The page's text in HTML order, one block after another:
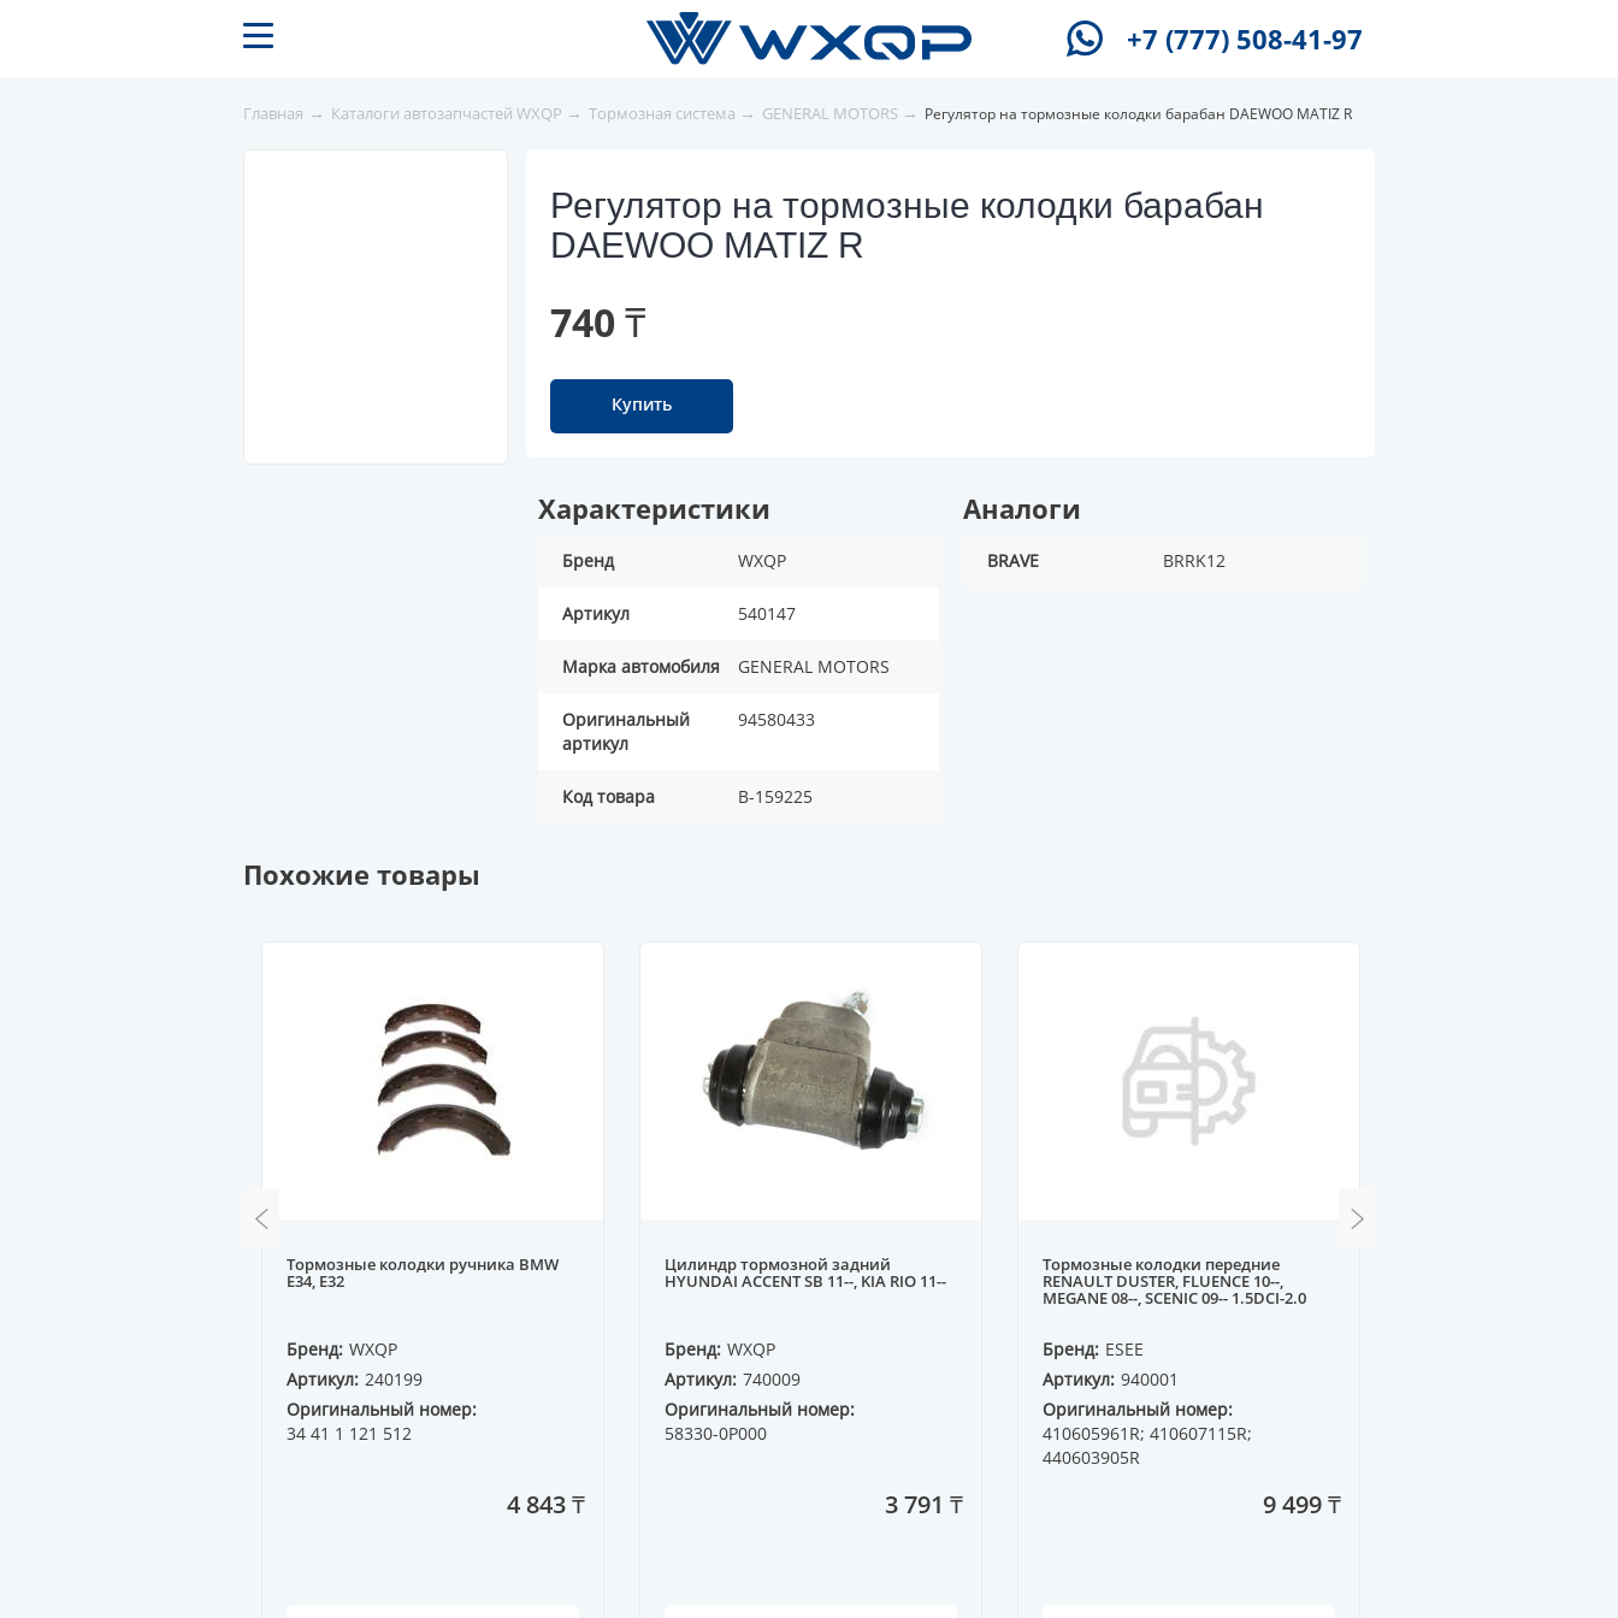
+7 (777) 508-41-97
Главная → Каталоги автозапчастей WXQP → Тормозная система → GENERAL MOTORS → Регулятор на тормозные колодки барабан DAEWOO MATIZ R
Регулятор на тормозные колодки барабан
DAEWOO MATIZ R
740 ₸
Купить
Характеристики
Бренд WXQP
Артикул 540147
Марка автомобиля GENERAL MOTORS
Оригинальный
артикул
94580433
Код товара B-159225
Аналоги
BRAVE BRRK12
Похожие товары
Тормозные колодки ручника BMW
E34, E32
Бренд: WXQP
Артикул: 240199
Оригинальный номер:
34 41 1 121 512
4 843 ₸
Цилиндр тормозной задний
HYUNDAI ACCENT SB 11--, KIA RIO 11--
Бренд: WXQP
Артикул: 740009
Оригинальный номер:
58330-0P000
3 791 ₸
Тормозные колодки передние
RENAULT DUSTER, FLUENCE 10--,
MEGANE 08--, SCENIC 09-- 1.5DCI-2.0
Бренд: ESEE
Артикул: 940001
Оригинальный номер:
410605961R; 410607115R;
440603905R
9 499 ₸